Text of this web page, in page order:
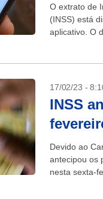
O extrato de
(INSS) está
aplicativo. O
17/02/23 -
INSS
Devido ao
antecipou os
nesta sexta-